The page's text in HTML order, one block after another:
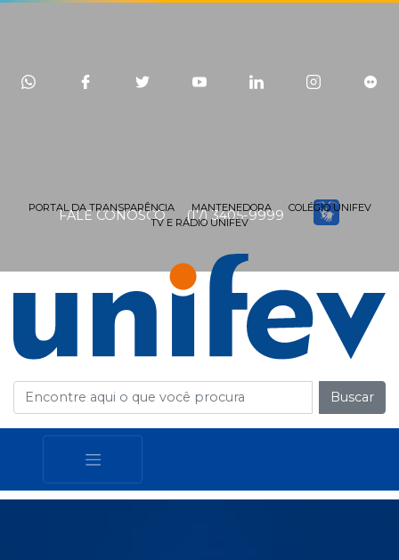
FALE CONOSCO (17) 3405-9999
PORTAL DA TRANSPARÊNCIA MANTENEDORA
COLÉGIO UNIFEV
TV E RÁDIO UNIFEV
Buscar